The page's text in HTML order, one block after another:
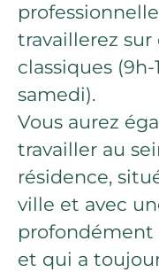
travaillerez sur
classiques
samedi).
Vous aurez
travailler au
résidence,
ville et avec
profondément
et qui a